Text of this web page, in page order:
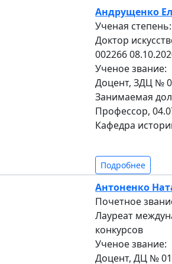
Андрущенко
Ученая степень:
Доктор
002266
Ученое звание:
Доцент, ЗДЦ №
Занимаемая
Профессор,
Кафедра
Подробнее
Антоненко
Почетное
Лауреат
конкурсов
Ученое звание:
Доцент, ДЦ №